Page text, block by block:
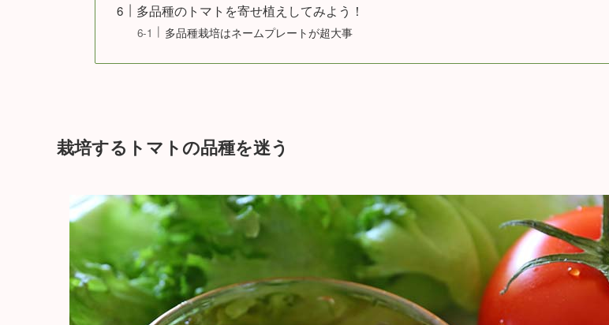
多品種のトマトを寄せ植えしてみよう！
多品種栽培はネームプレートが超大事
栽培するトマトの品種を迷う